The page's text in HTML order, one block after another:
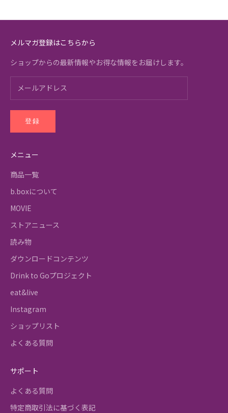
メルマガ登録はこちらから
ショップからの最新情報やお得な情報をお届けします。
登録
メニュー
商品一覧
b.boxについて
MOVIE
ストアニュース
読み物
ダウンロードコンテンツ
Drink to Goプロジェクト
eat&live
Instagram
ショップリスト
よくある質問
サポート
よくある質問
特定商取引法に基づく表記